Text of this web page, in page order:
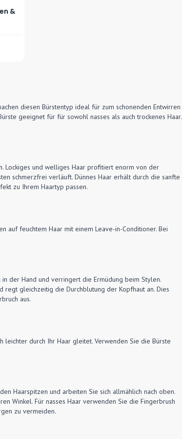
&
diesen Bürstentyp ideal für zum schonenden Entwirren
geeignet für für sowohl nasses als auch trockenes Haar.
Lockiges und welliges Haar profitiert enorm von der
schmerzfrei verläuft. Dünnes Haar erhält durch die sanfte
zu Ihrem Haartyp passen.
auf feuchtem Haar mit einem Leave-in-Conditioner. Bei
der Hand und verringert die Ermüdung beim Stylen.
regt gleichzeitig die Durchblutung der Kopfhaut an. Dies
aus.
leichter durch Ihr Haar gleitet. Verwenden Sie die Bürste
Haarspitzen und arbeiten Sie sich allmählich nach oben.
Winkel. Für nasses Haar verwenden Sie die Fingerbrush
zu vermeiden.